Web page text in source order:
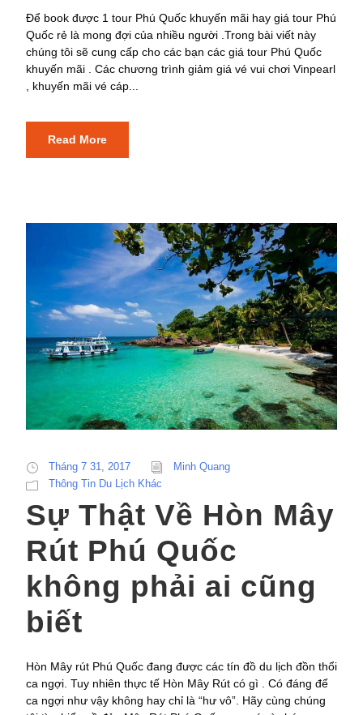
Để book được 1 tour Phú Quốc khuyến mãi hay giá tour Phú
Quốc rẻ là mong đợi của nhiều người .Trong bài viết này
chúng tôi sẽ cung cấp cho các bạn các giá tour Phú Quốc
khuyến mãi . Các chương trình giảm giá vé vui chơi Vinpearl
, khuyến mãi vé cáp...
Read More
Tháng 7 31, 2017
Minh Quang
Thông Tin Du Lịch Khác
Sự Thật Về Hòn Mây
Rút Phú Quốc
không phải ai cũng
biết
Hòn Mây rút Phú Quốc đang được các tín đồ du lịch đồn thổi
ca ngợi. Tuy nhiên thực tế Hòn Mây Rút có gì . Có đáng để
ca ngợi như vậy không hay chỉ là “hư vô”. Hãy cùng chúng